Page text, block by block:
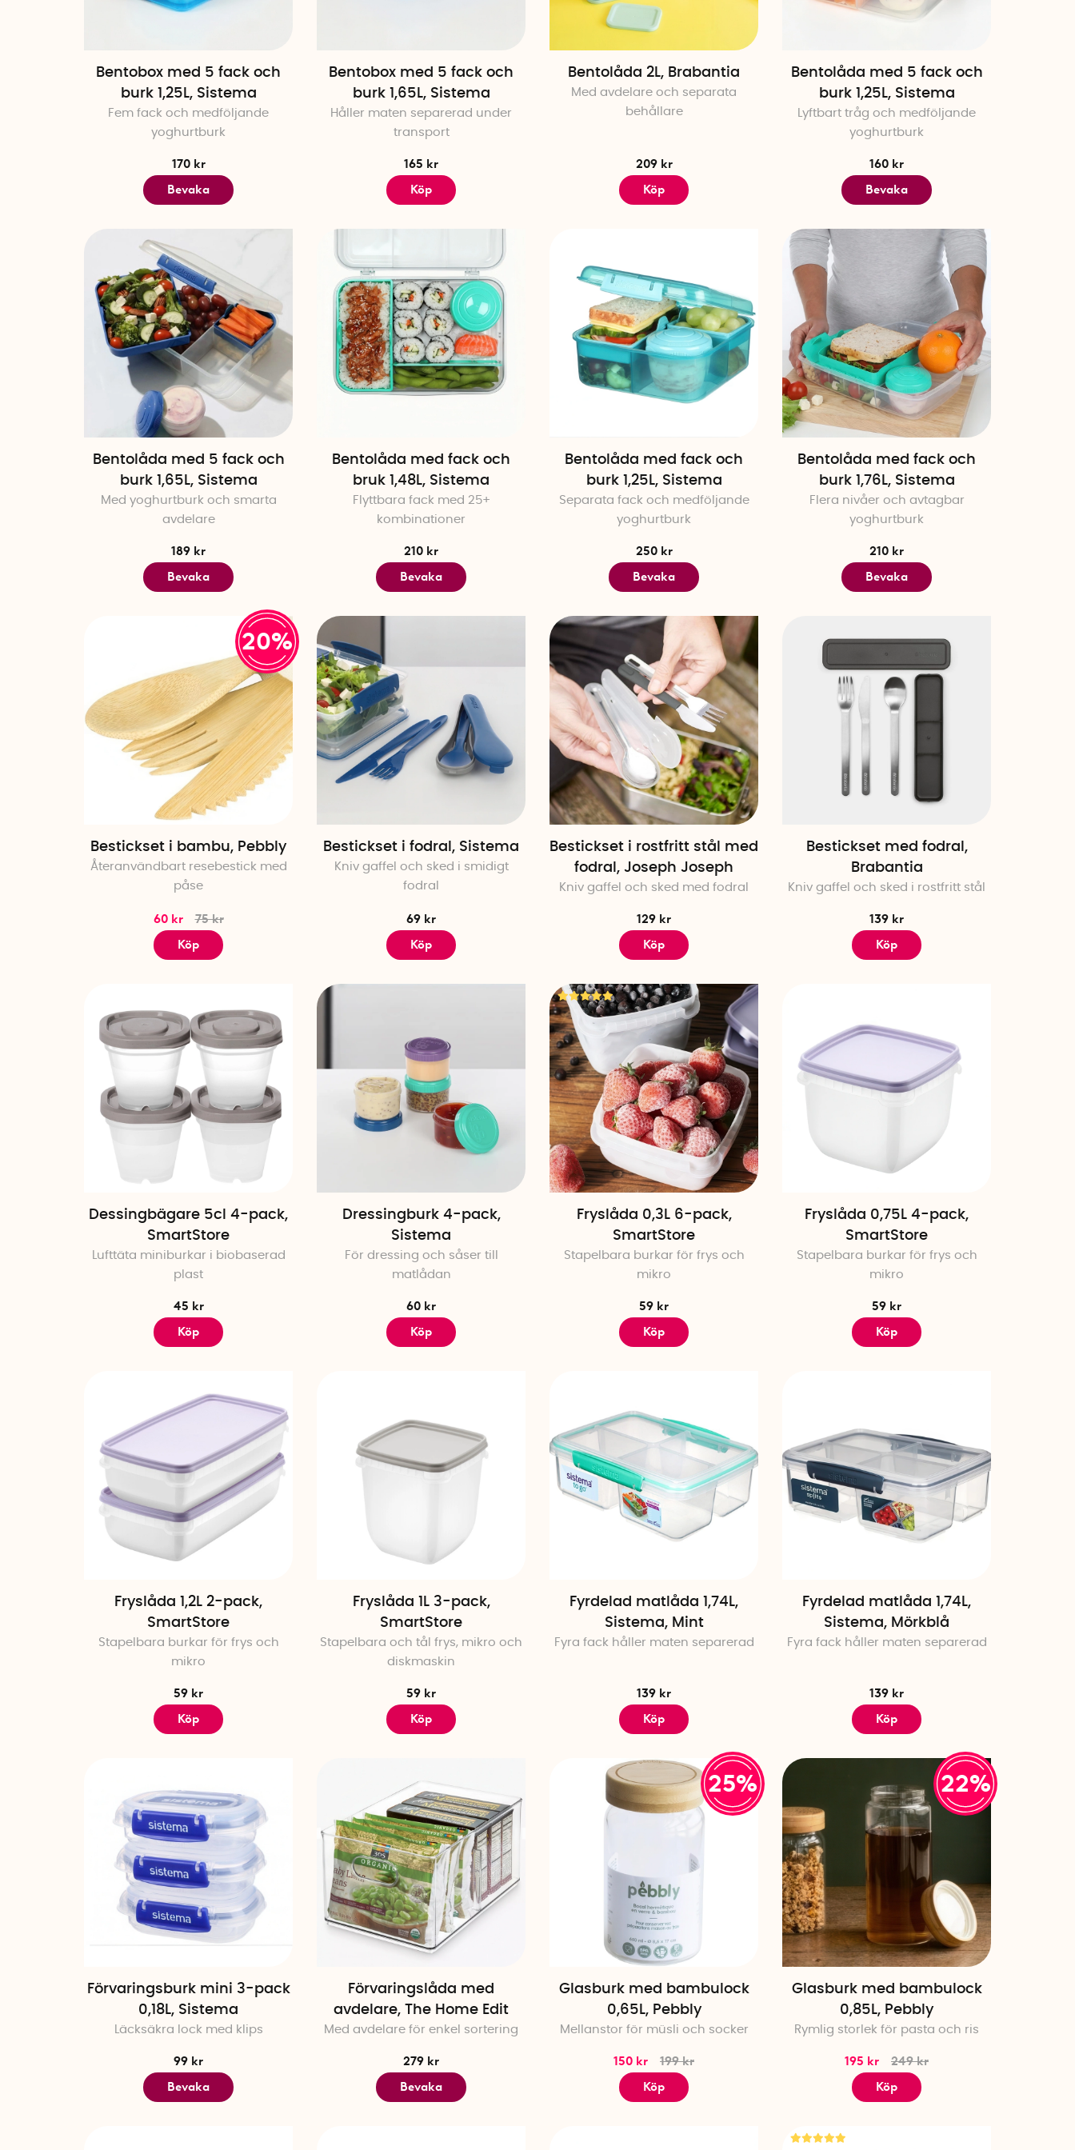
Hur länge håller matlådor i frysen?
påverkas nämnvärt.
Bentobox med 5 fack och
burk 1,25L, Sistema
Fem fack och medföljande
yoghurtburk
170 kr
Bevaka
Bentobox med 5 fack och
burk 1,65L, Sistema
Håller maten separerad under
transport
165 kr
Köp
Bentolåda 2L, Brabantia
Med avdelare och separata
behållare
209 kr
Köp
Bentolåda med 5 fack och
burk 1,25L, Sistema
Lyftbart tråg och medföljande
yoghurtburk
160 kr
Bevaka
Bentolåda med 5 fack och
burk 1,65L, Sistema
Med yoghurtburk och smarta
avdelare
189 kr
Bevaka
Bentolåda med fack och
bruk 1,48L, Sistema
Flyttbara fack med 25+
kombinationer
210 kr
Bevaka
Bentolåda med fack och
burk 1,25L, Sistema
Separata fack och medföljande
yoghurtburk
250 kr
Bevaka
Bentolåda med fack och
burk 1,76L, Sistema
Flera nivåer och avtagbar
yoghurtburk
210 kr
Bevaka
20%
Bestickset i bambu, Pebbly
Återanvändbart resebestick med
påse
60 kr
75 kr
Köp
Bestickset i fodral, Sistema
Kniv gaffel och sked i smidigt
fodral
69 kr
Köp
Bestickset i rostfritt stål med
fodral, Joseph Joseph
Kniv gaffel och sked med fodral
129 kr
Köp
Bestickset med fodral,
Brabantia
Kniv gaffel och sked i rostfritt stål
139 kr
Köp
Dessingbägare 5cl 4-pack,
SmartStore
Lufttäta miniburkar i biobaserad
plast
45 kr
Köp
Dressingburk 4-pack,
Sistema
För dressing och såser till
matlådan
60 kr
Köp
Fryslåda 0,3L 6-pack,
SmartStore
Stapelbara burkar för frys och
mikro
59 kr
Köp
Fryslåda 0,75L 4-pack,
SmartStore
Stapelbara burkar för frys och
mikro
59 kr
Köp
Fryslåda 1,2L 2-pack,
SmartStore
Stapelbara burkar för frys och
mikro
59 kr
Köp
Fryslåda 1L 3-pack,
SmartStore
Stapelbara och tål frys, mikro och
diskmaskin
59 kr
Köp
Fyrdelad matlåda 1,74L,
Sistema, Mint
Fyra fack håller maten separerad
139 kr
Köp
Fyrdelad matlåda 1,74L,
Sistema, Mörkblå
Fyra fack håller maten separerad
139 kr
Köp
Förvaringsburk mini 3-pack
0,18L, Sistema
Läcksäkra lock med klips
99 kr
Bevaka
Förvaringslåda med
avdelare, The Home Edit
Med avdelare för enkel sortering
279 kr
Bevaka
25%
Glasburk med bambulock
0,65L, Pebbly
Mellanstor för müsli och socker
150 kr
199 kr
Köp
22%
Glasburk med bambulock
0,85L, Pebbly
Rymlig storlek för pasta och ris
195 kr
249 kr
Köp